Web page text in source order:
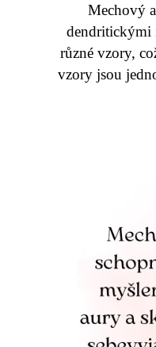
Mechový
dendritickými
různé vzory,
vzory jsou